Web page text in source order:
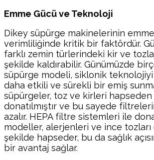
Emme Gücü ve Teknoloji
Dikey süpürge makinelerinin
verimliliğinde kritik bir faktördür.
farklı zemin türlerindeki kir ve
şekilde kaldırabilir. Günümüzde
süpürge modeli, siklonik
daha etkili ve sürekli bir emiş
süpürgeler, toz ve kirleri
donatılmıştır ve bu sayede
azalır. HEPA filtre sistemleri ile
modeller, alerjenleri ve ince
şekilde hapseder, bu da sağlık
bir avantaj sağlar.